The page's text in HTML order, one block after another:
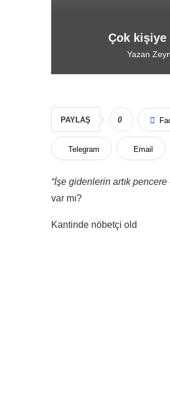
Çok kişiye
Yazan
PAYLAŞ 0
Telegram Email
“İşe gidenlerin artık
var mı?
Kantinde nöbetçi old